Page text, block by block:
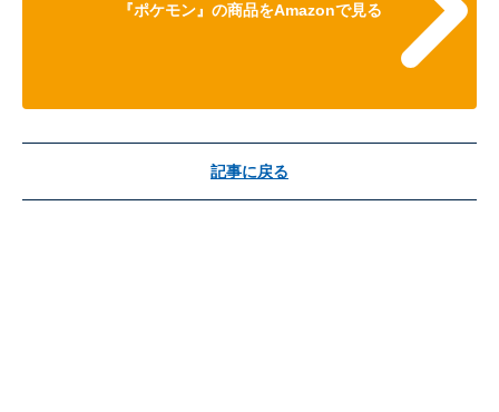
『ポケモン』の商品をAmazonで見る
記事に戻る